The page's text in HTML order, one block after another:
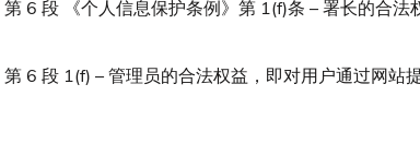
6 段 《个人信息保护条例》第 1(f)条 – 署长的合法
6 段 1(f) – 管理员的合法权益，即对用户通过网站